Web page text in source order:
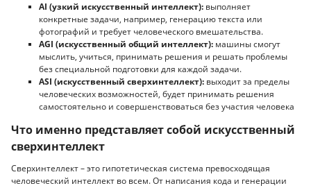
AI (узкий искусственный интеллект): выполняет
конкретные задачи, например, генерацию текста или
фотографий и требует человеческого вмешательства.
AGI (искусственный общий интеллект): машины смогут
мыслить, учиться, принимать решения и решать проблемы
без специальной подготовки для каждой задачи.
ASI (искусственный сверхинтеллект): выходит за пределы
человеческих возможностей, будет принимать решения
самостоятельно и совершенствоваться без участия человека
Что именно представляет собой искусственный
сверхинтеллект
Сверхинтеллект – это гипотетическая система превосходящая
человеческий интеллект во всем. От написания кода и генерации